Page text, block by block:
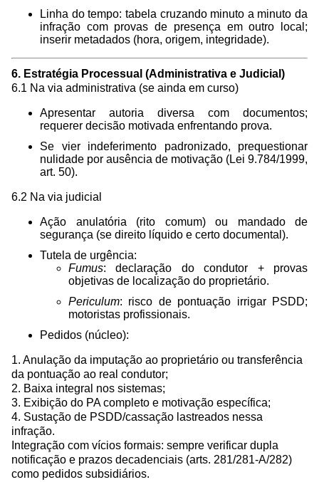
Linha do tempo: tabela cruzando minuto a minuto da
infração com provas de presença em outro local;
inserir metadados (hora, origem, integridade).
6. Estratégia Processual (Administrativa e Judicial)
6.1 Na via administrativa (se ainda em curso)
Apresentar autoria diversa com documentos;
requerer decisão motivada enfrentando prova.
Se vier indeferimento padronizado, prequestionar
nulidade por ausência de motivação (Lei 9.784/1999,
art. 50).
6.2 Na via judicial
Ação anulatória (rito comum) ou mandado de
segurança (se direito líquido e certo documental).
Tutela de urgência:
Fumus: declaração do condutor + provas
objetivas de localização do proprietário.
Periculum: risco de pontuação irrigar PSDD;
motoristas profissionais.
Pedidos (núcleo):
1. Anulação da imputação ao proprietário ou transferência
da pontuação ao real condutor;
2. Baixa integral nos sistemas;
3. Exibição do PA completo e motivação específica;
4. Sustação de PSDD/cassação lastreados nessa
infração.
Integração com vícios formais: sempre verificar dupla
notificação e prazos decadenciais (arts. 281/281-A/282)
como pedidos subsidiários.